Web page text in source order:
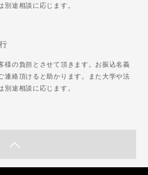
別途相談に応じます。
様の負担とさせて頂きます。お振込名義
連絡頂けると助かります。また大学や法
別途相談に応じます。